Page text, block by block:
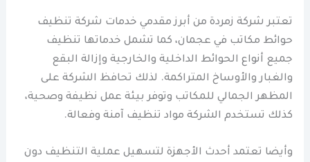
تعتبر شركة زمردة من أبرز مقدمي خدمات شركة تنظيف
حوائط مكاتب في عجمان، كما تشمل خدماتها تنظيف
جميع أنواع الحوائط الداخلية والخارجية وإزالة البقع
والغبار والأوساخ المتراكمة. لذلك تحافظ الشركة على
المظهر الجمالي للمكاتب وتوفر بيئة عمل نظيفة وصحية،
كذلك تستخدم الشركة مواد تنظيف آمنة وفعالة.
وأيضا تعتمد أحدث الأجهزة لتسهيل عملية التنظيف دون